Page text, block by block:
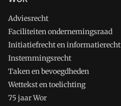
Adviesrecht
Faciliteiten ondernemingsraad
Initiatiefrecht en informatierecht
Instemmingsrecht
Taken en bevoegdheden
Wettekst en toelichting
75 jaar Wor